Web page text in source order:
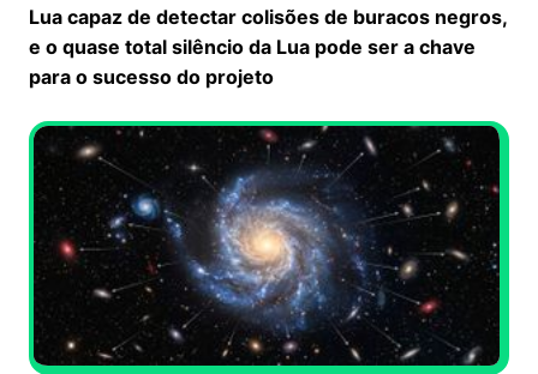
Lua capaz de detectar colisões de buracos negros,
e o quase total silêncio da Lua pode ser a chave
para o sucesso do projeto